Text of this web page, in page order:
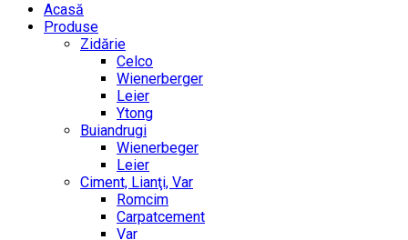
Acasă
Produse
Zidărie
Celco
Wienerberger
Leier
Ytong
Buiandrugi
Wienerbeger
Leier
Ciment, Lianţi, Var
Romcim
Carpatcement
Var